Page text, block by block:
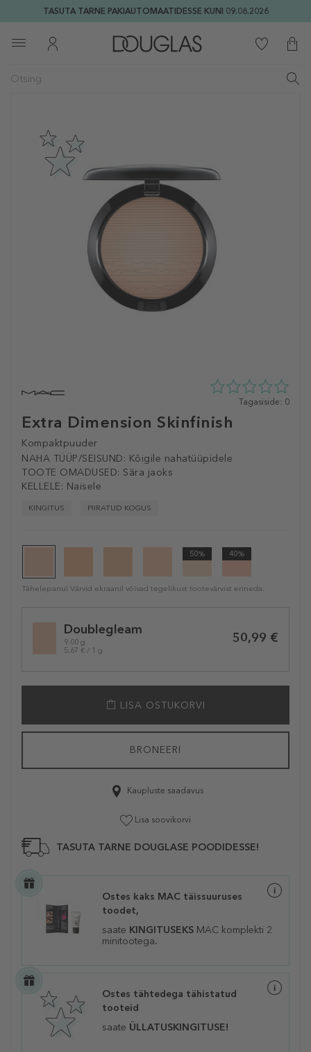
TASUTA TARNE PAKIAUTOMAATIDESSE KUNI 09.08.2026
Extra Dimension Skinfinish
Kompaktpuuder
NAHA TÜÜP/SEISUND: Kõigile nahatüüpidele
TOOTE OMADUSED: Sära jaoks
KELLELE: Naisele
KINGITUS PIIRATUD KOGUS
0
Tagasiside: 0
50% 40%
Tähelepanu! Värvid ekraanil võivad tegelikust tootevärvist erineda.
variationDoublegleam
9.00 g
5,67 € / 1 g
50,99 €
LISA OSTUKORVI
BRONEERI
Kaupluste saadavus
Lisa soovikorvi
TASUTA TARNE DOUGLASE POODIDESSE!
Ostes kaks MAC täissuuruses
toodet,
saate KINGITUSEKS MAC komplekti 2
minitootega.
Ostes tähtedega tähistatud
tooteid
saate ÜLLATUSKINGITUSE!